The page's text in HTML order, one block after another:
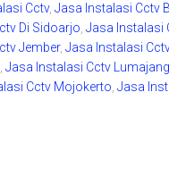
Cctv, Jasa Instalasi Cctv
Di Sidoarjo Jasa Instalasi
Jember, Jasa Instalasi
Jasa Instalasi Cctv Lumajang
Cctv Mojokerto Jasa